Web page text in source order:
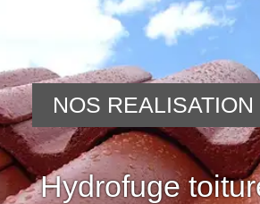
Hydrofuge
NOS REALISATION